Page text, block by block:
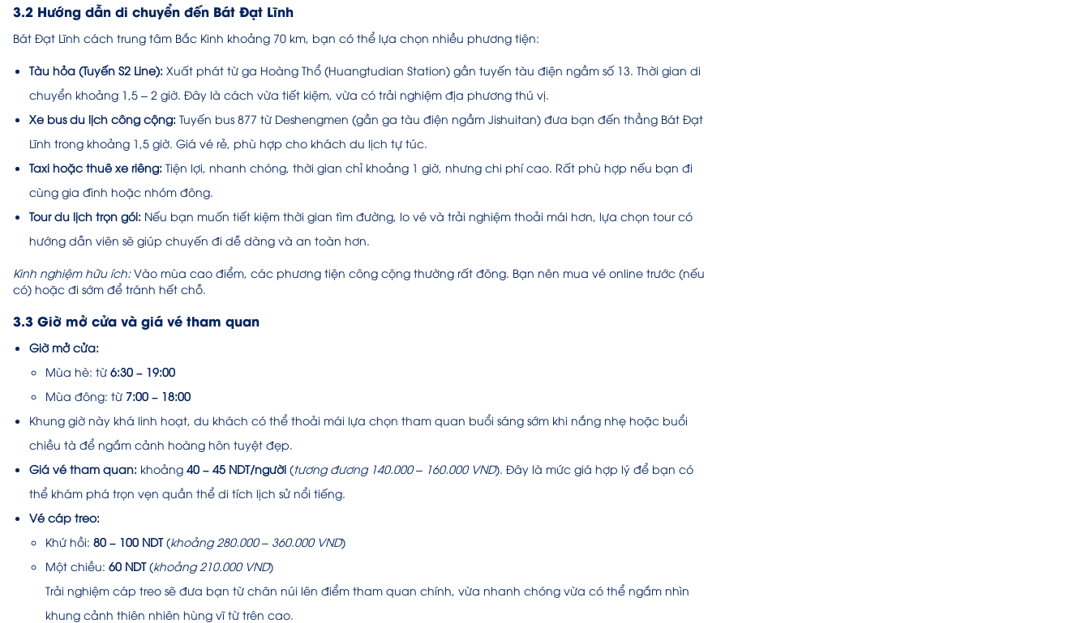
3.2 Hướng dẫn di chuyển đến Bát Đạt Lĩnh
Bát Đạt Lĩnh cách trung tâm Bắc Kinh khoảng 70 km, bạn có thể lựa chọn nhiều phương tiện:
Tàu hỏa (Tuyến S2 Line): Xuất phát từ ga Hoàng Thổ (Huangtudian Station) gần tuyến tàu điện ngầm số 13. Thời gian di
chuyển khoảng 1,5 – 2 giờ. Đây là cách vừa tiết kiệm, vừa có trải nghiệm địa phương thú vị.
Xe bus du lịch công cộng: Tuyến bus 877 từ Deshengmen (gần ga tàu điện ngầm Jishuitan) đưa bạn đến thẳng Bát Đạt
Lĩnh trong khoảng 1,5 giờ. Giá vé rẻ, phù hợp cho khách du lịch tự túc.
Taxi hoặc thuê xe riêng: Tiện lợi, nhanh chóng, thời gian chỉ khoảng 1 giờ, nhưng chi phí cao. Rất phù hợp nếu bạn đi
cùng gia đình hoặc nhóm đông.
Tour du lịch trọn gói: Nếu bạn muốn tiết kiệm thời gian tìm đường, lo vé và trải nghiệm thoải mái hơn, lựa chọn tour có
hướng dẫn viên sẽ giúp chuyến đi dễ dàng và an toàn hơn.
Kinh nghiệm hữu ích:Vào mùa cao điểm, các phương tiện công cộng thường rất đông. Bạn nên mua vé online trước (nếu
có) hoặc đi sớm để tránh hết chỗ.
3.3 Giờ mở cửa và giá vé tham quan
Giờ mở cửa:
Mùa hè: từ 6:30 – 19:00
Mùa đông: từ 7:00 – 18:00
Khung giờ này khá linh hoạt, du khách có thể thoải mái lựa chọn tham quan buổi sáng sớm khi nắng nhẹ hoặc buổi
chiều tà để ngắm cảnh hoàng hôn tuyệt đẹp.
Giá vé tham quan: khoảng 40 – 45 NDT/người (tương đương 140.000 – 160.000 VND). Đây là mức giá hợp lý để bạn có
thể khám phá trọn vẹn quần thể di tích lịch sử nổi tiếng.
Vé cáp treo:
Khứ hồi: 80 – 100 NDT(khoảng 280.000 – 360.000 VND)
Một chiều: 60 NDT(khoảng 210.000 VND)
Trải nghiệm cáp treo sẽ đưa bạn từ chân núi lên điểm tham quan chính, vừa nhanh chóng vừa có thể ngắm nhìn
khung cảnh thiên nhiên hùng vĩ từ trên cao.